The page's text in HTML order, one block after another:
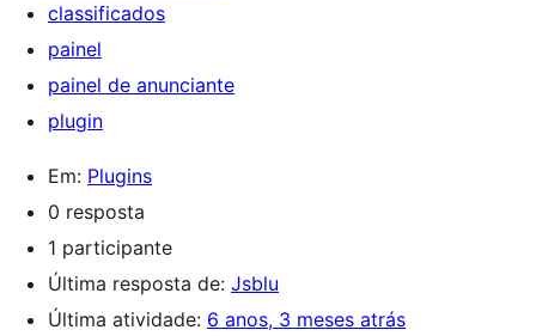
classificados
painel
painel de anunciante
plugin
Em: Plugins
0 resposta
1 participante
Última resposta de: Jsblu
Última atividade: 6 anos, 3 meses atrás